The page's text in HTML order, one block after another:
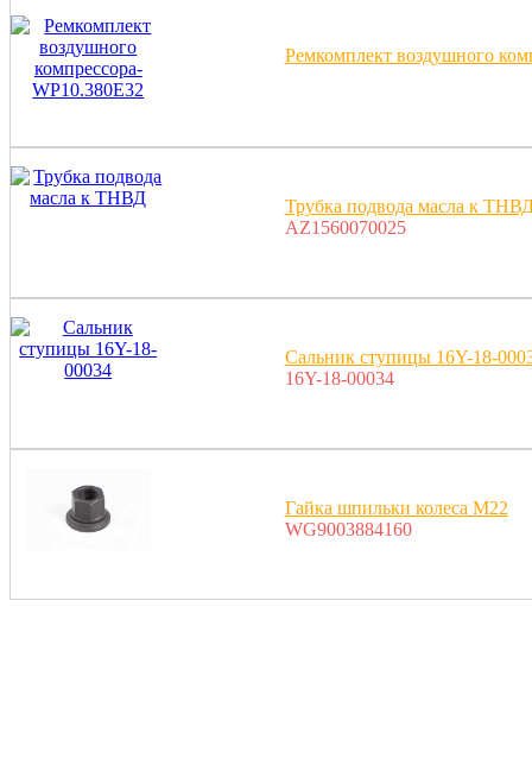
Ремкомплект воздушного
Трубка подвода масла к
AZ1560070025
Сальник ступицы 16Y-18-
16Y-18-00034
Гайка шпильки колеса M22
WG9003884160